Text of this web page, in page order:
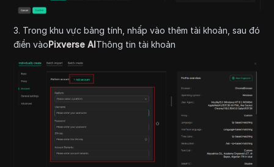
3. Trong khu vực bảng tính, nhấp vào thêm tài khoản, sau đó
điền vàoPixverse AIThông tin tài khoản